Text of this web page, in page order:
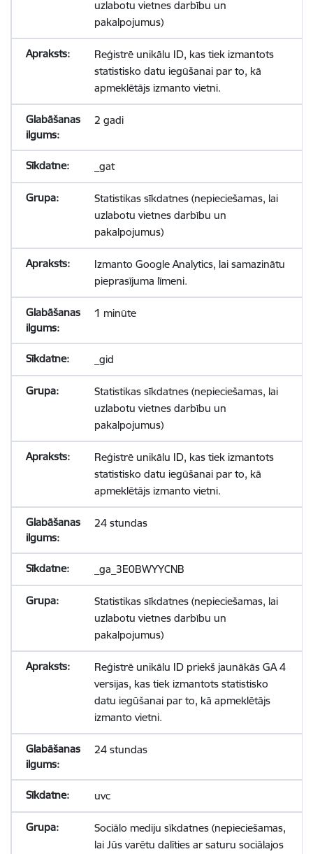
uzlabotu vietnes darbību un
pakalpojumus)
Reģistrē unikālu ID, kas tiek izmantots
statistisko datu iegūšanai par to, kā
apmeklētājs izmanto vietni.
2 gadi
_gat
Statistikas sīkdatnes (nepieciešamas, lai
uzlabotu vietnes darbību un
pakalpojumus)
Izmanto Google Analytics, lai samazinātu
pieprasījuma līmeni.
1 minūte
_gid
Statistikas sīkdatnes (nepieciešamas, lai
uzlabotu vietnes darbību un
pakalpojumus)
Reģistrē unikālu ID, kas tiek izmantots
statistisko datu iegūšanai par to, kā
apmeklētājs izmanto vietni.
24 stundas
_ga_3E0BWYYCNB
Statistikas sīkdatnes (nepieciešamas, lai
uzlabotu vietnes darbību un
pakalpojumus)
Reģistrē unikālu ID priekš jaunākās GA 4
versijas, kas tiek izmantots statistisko
datu iegūšanai par to, kā apmeklētājs
izmanto vietni.
24 stundas
uvc
Sociālo mediju sīkdatnes (nepieciešamas,
lai Jūs varētu dalīties ar saturu sociālajos